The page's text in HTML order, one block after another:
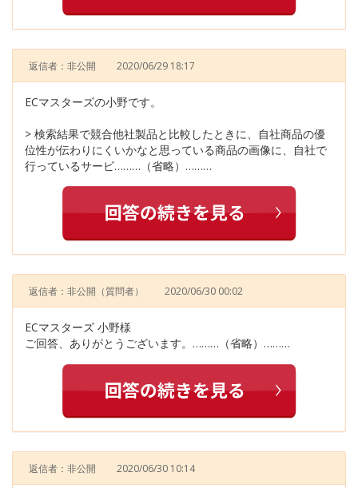
返信者：非公開 2020/06/29 18:17
ECマスターズの小野です。
> 検索結果で競合他社製品と比較したときに、自社商品の優
位性が伝わりにくいかなと思っている商品の画像に、自社で
行っているサービ………（省略）………
返信者：非公開 （質問者） 2020/06/30 00:02
ECマスターズ 小野様
ご回答、ありがとうございます。………（省略）………
返信者：非公開 2020/06/30 10:14